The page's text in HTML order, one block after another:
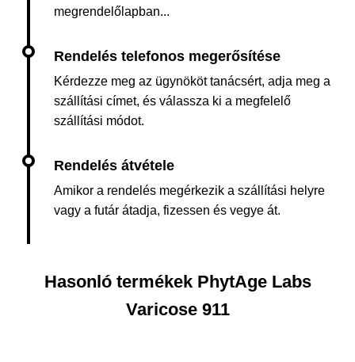
megrendelőlapban...
Kérdezze meg az ügynököt tanácsért, adja meg a
szállítási címet, és válassza ki a megfelelő
szállítási módot.
Amikor a rendelés megérkezik a szállítási helyre
vagy a futár átadja, fizessen és vegye át.
Hasonló termékek PhytAge Labs
Varicose 911